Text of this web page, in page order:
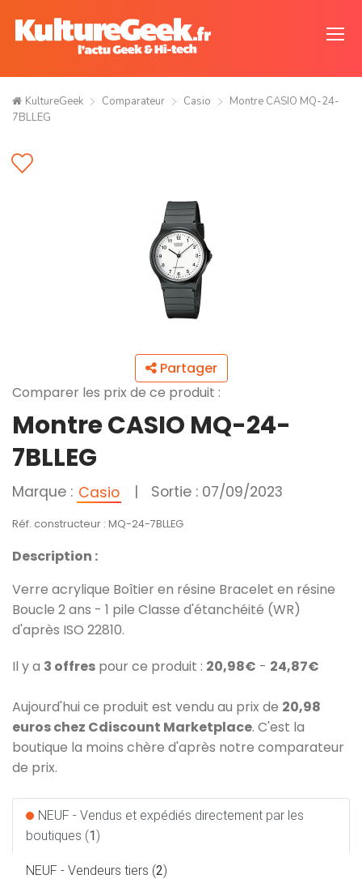
KultureGeek Comparateur Casio
Montre CASIO MQ-24-
7BLLEG
Partager
Comparer les prix de ce produit :
Montre CASIO MQ-24-
7BLLEG
Marque : Casio | Sortie : 07/09/2023
Réf. constructeur : MQ-24-7BLLEG
Description :
Verre acrylique Boîtier en résine Bracelet en résine
Boucle 2 ans - 1 pile Classe d'étanchéité (WR)
d'après ISO 22810.
Il y a 3 offres pour ce produit : 20,98€ - 24,87€
Aujourd'hui ce produit est vendu au prix de 20,98
euros chez Cdiscount Marketplace. C'est la
boutique la moins chère d'après notre comparateur
de prix.
NEUF - Vendus et expédiés directement par les
boutiques (1)
NEUF - Vendeurs tiers (2)